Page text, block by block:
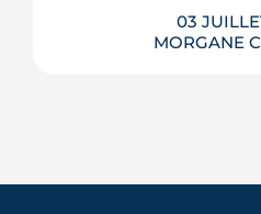
LIRE
03
MORGANE